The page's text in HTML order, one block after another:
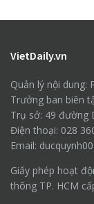
VietDaily.vn
Quản lý nội dung:
Trưởng ban biên
Trụ sở: 49 đường
Điện thoại: 028
Email:
Giấy phép hoạt
thông TP. HCM